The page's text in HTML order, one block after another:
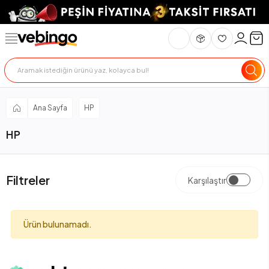
Ana Sayfa HP
HP
Filtreler Karşılaştır
Ürün bulunamadı.